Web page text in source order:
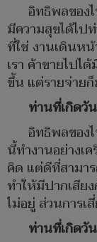
อิทธิพลของ
มีความสุขได้ไป
ที่ใช่ งานเดินห
เรา​ ค้าขายไปไ
ขึ้น แต่รายจ่ายก็
ท่านที่เกิดวั
อิทธิพลของ
นี้ทำงานอย่างเ
คิด แต่ดีที่สามาร
ทำให้มีปากเสีย
ไม่อยู่ ส่วนการเ
ท่านที่เกิด